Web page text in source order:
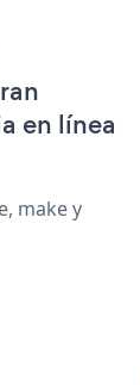
en línea
make y